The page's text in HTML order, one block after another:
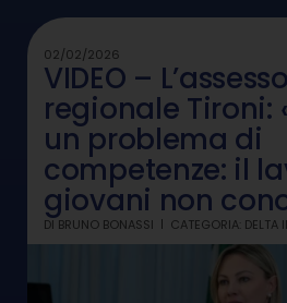
02/02/2026
VIDEO –
regionale Tironi:
un problema di
competenze: il
giovani non
DI BRUNO BONASSI CATEGORIA: DELTA